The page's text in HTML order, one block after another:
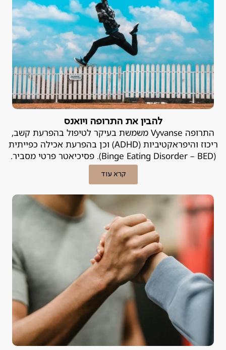
להבין את התרופה ויואנס
התרופה Vyvanse משמשת בעיקר לטיפול בהפרעת קשב,
ריכוז והיפראקטיביות (ADHD) וכן בהפרעת אכילה כפייתית
(Binge Eating Disorder – BED). פסיכיאטר פרטי מסביר.
קרא עוד